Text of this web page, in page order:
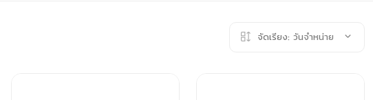
จัดเรียง: วันจำหน่าย